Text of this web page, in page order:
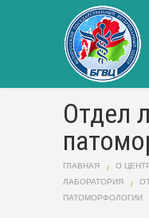
Отдел
ГЛАВНАЯ О
ЛАБОРАТОРИЯ
ПАТОМОРФОЛОГИИ